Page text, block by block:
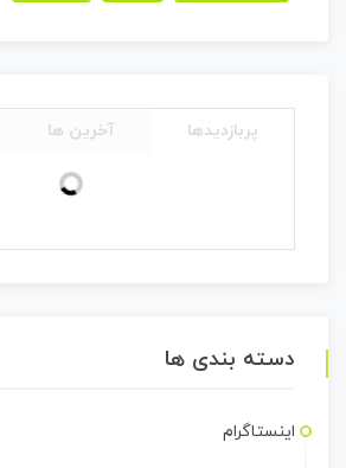
پربازدیدها آخرین ها
دسته بندی ها
اینستاگرام